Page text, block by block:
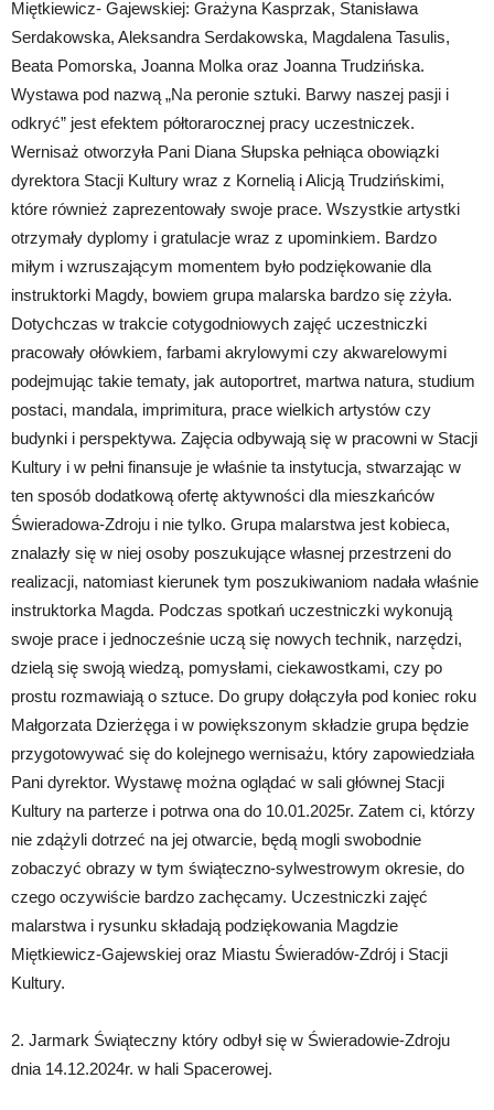
Miętkiewicz- Gajewskiej: Grażyna Kasprzak, Stanisława
Serdakowska, Aleksandra Serdakowska, Magdalena Tasulis,
Beata Pomorska, Joanna Molka oraz Joanna Trudzińska.
Wystawa pod nazwą „Na peronie sztuki. Barwy naszej pasji i
odkryć” jest efektem półtorarocznej pracy uczestniczek.
Wernisaż otworzyła Pani Diana Słupska pełniąca obowiązki
dyrektora Stacji Kultury wraz z Kornelią i Alicją Trudzińskimi,
które również zaprezentowały swoje prace. Wszystkie artystki
otrzymały dyplomy i gratulacje wraz z upominkiem. Bardzo
miłym i wzruszającym momentem było podziękowanie dla
instruktorki Magdy, bowiem grupa malarska bardzo się zżyła.
Dotychczas w trakcie cotygodniowych zajęć uczestniczki
pracowały ołówkiem, farbami akrylowymi czy akwarelowymi
podejmując takie tematy, jak autoportret, martwa natura, studium
postaci, mandala, imprimitura, prace wielkich artystów czy
budynki i perspektywa. Zajęcia odbywają się w pracowni w Stacji
Kultury i w pełni finansuje je właśnie ta instytucja, stwarzając w
ten sposób dodatkową ofertę aktywności dla mieszkańców
Świeradowa-Zdroju i nie tylko. Grupa malarstwa jest kobieca,
znalazły się w niej osoby poszukujące własnej przestrzeni do
realizacji, natomiast kierunek tym poszukiwaniom nadała właśnie
instruktorka Magda. Podczas spotkań uczestniczki wykonują
swoje prace i jednocześnie uczą się nowych technik, narzędzi,
dzielą się swoją wiedzą, pomysłami, ciekawostkami, czy po
prostu rozmawiają o sztuce. Do grupy dołączyła pod koniec roku
Małgorzata Dzierżęga i w powiększonym składzie grupa będzie
przygotowywać się do kolejnego wernisażu, który zapowiedziała
Pani dyrektor. Wystawę można oglądać w sali głównej Stacji
Kultury na parterze i potrwa ona do 10.01.2025r. Zatem ci, którzy
nie zdążyli dotrzeć na jej otwarcie, będą mogli swobodnie
zobaczyć obrazy w tym świąteczno-sylwestrowym okresie, do
czego oczywiście bardzo zachęcamy. Uczestniczki zajęć
malarstwa i rysunku składają podziękowania Magdzie
Miętkiewicz-Gajewskiej oraz Miastu Świeradów-Zdrój i Stacji
Kultury.
2. Jarmark Świąteczny który odbył się w Świeradowie-Zdroju
dnia 14.12.2024r. w hali Spacerowej.